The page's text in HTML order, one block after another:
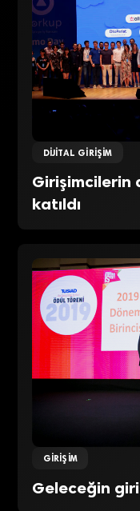
DIJITAL GIRIŞIM
Girişimcilerin
katıldı
GIRIŞIM
Geleceğin